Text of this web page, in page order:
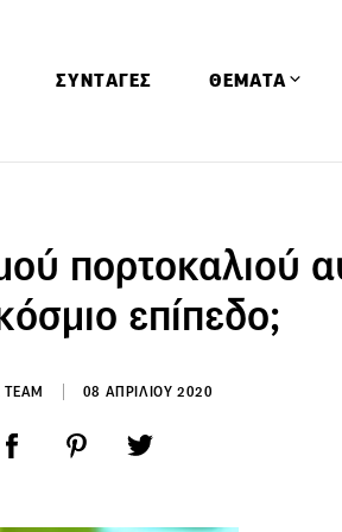
ΣΥΝΤΑΓΕΣ ΘΕΜΑΤΑ
Αφιερώματα
Ειδήσεις
Έρευνες
Παιδί
πορτοκαλιού
επίπεδο;
TEAM 08 ΑΠΡΙΛΙΟΥ 2020